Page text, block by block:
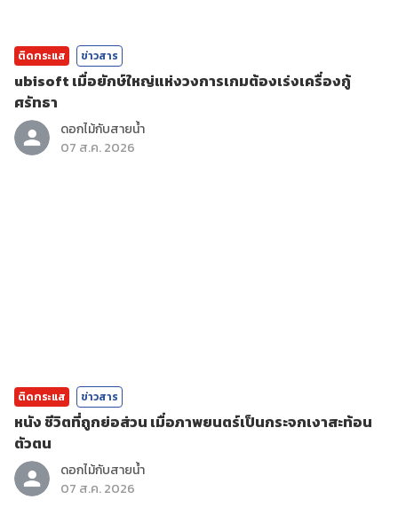
ติดกระแส ข่าวสาร
ubisoft เมื่อยักษ์ใหญ่แห่งวงการเกมต้องเร่งเครื่องกู้
ศรัทธา
ดอกไม้กับสายน้ำ
07 ส.ค. 2026
ติดกระแส ข่าวสาร
หนัง ชีวิตที่ถูกย่อส่วน เมื่อภาพยนตร์เป็นกระจกเงาสะท้อน
ตัวตน
ดอกไม้กับสายน้ำ
07 ส.ค. 2026